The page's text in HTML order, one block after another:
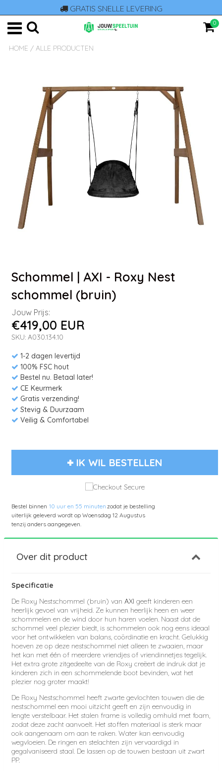
GRATIS SNELLE LEVERING
0
HOME / ALLE PRODUCTEN
Schommel | AXI - Roxy Nest
schommel (bruin)
Jouw Prijs:
€419,00 EUR
SKU: A030.134.10
1-2 dagen levertijd
100% FSC hout
Bestel nu. Betaal later!
CE Keurmerk
Gratis verzending!
Stevig & Duurzaam
Veilig & Comfortabel
IK WIL BESTELLEN
Bestel binnen 10 uur en 55 minutenzodat je bestelling
uiterlijk geleverd wordt op Woensdag 12 Augustus
tenzij anders aangegeven.
Over dit product
Specificatie
De Roxy Nestschommel (bruin) van AXI geeft kinderen een
heerlijk gevoel van vrijheid. Ze kunnen heerlijk heen en weer
schommelen en de wind door hun haren voelen. Naast dat de
schommel veel plezier biedt, is schommelen ook nog eens ideaal
voor het ontwikkelen van balans, coördinatie en kracht. Gelukkig
hoeven ze op deze nestschommel niet alleen te zwaaien, maar
het kan met één of meerdere vriendjes of vriendinnetjes tegelijk.
Het extra grote zitgedeelte van de Roxy creëert de indruk dat je
kinderen zich in een schommelende boot bevinden, wat het
plezier nog groter maakt!
De Roxy Nestschommel heeft zwarte gevlochten touwen die de
nestschommel een mooi uitzicht geeft en zijn eenvoudig in
lengte verstelbaar. Het stalen frame is volledig omhuld met foam,
zodat deze zacht aanvoelt. Het stoffen materiaal is sterk maar
ook aangenaam om aan te raken. Water kan eenvoudig
wegvloeien. De ringen en stelachten zijn vervaardigd in
gegalvaniseerd staal. De lassen op de touwen bestaan uit zwart
PP.